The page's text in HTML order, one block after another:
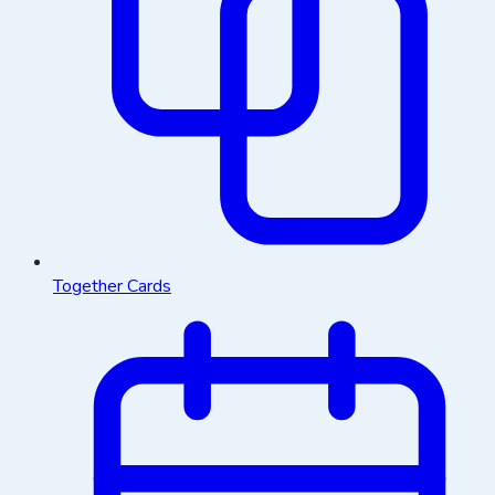
Together Cards